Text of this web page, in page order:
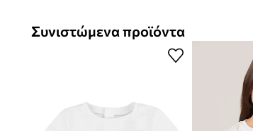
Συνιστώμενα προϊόντα